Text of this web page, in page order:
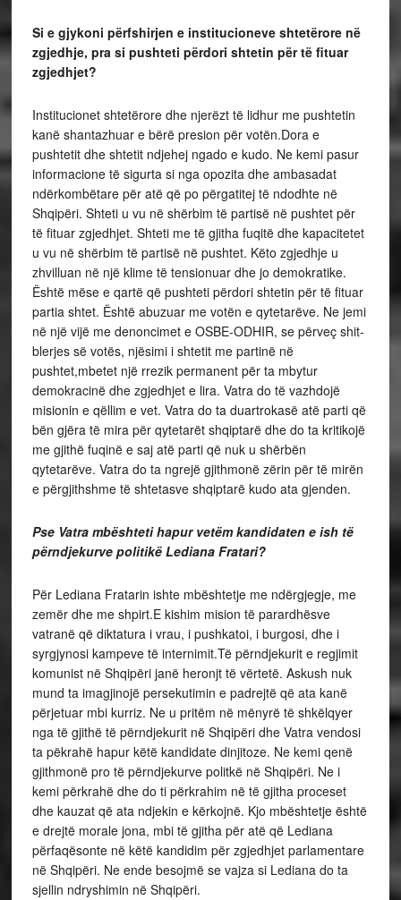
Si e gjykoni përfshirjen e institucioneve shtetërore në
zgjedhje, pra si pushteti përdori shtetin për të fituar
zgjedhjet?
Institucionet shtetërore dhe njerëzt të lidhur me pushtetin
kanë shantazhuar e bërë presion për votën.Dora e
pushtetit dhe shtetit ndjehej ngado e kudo. Ne kemi pasur
informacione të sigurta si nga opozita dhe ambasadat
ndërkombëtare për atë që po përgatitej të ndodhte në
Shqipëri. Shteti u vu në shërbim të partisë në pushtet për
të fituar zgjedhjet. Shteti me të gjitha fuqitë dhe kapacitetet
u vu në shërbim të partisë në pushtet. Këto zgjedhje u
zhvilluan në një klime të tensionuar dhe jo demokratike.
Është mëse e qartë që pushteti përdori shtetin për të fituar
partia shtet. Është abuzuar me votën e qytetarëve. Ne jemi
në një vijë me denoncimet e OSBE-ODHIR, se përveç shit-
blerjes së votës, njësimi i shtetit me partinë në
pushtet,mbetet një rrezik permanent për ta mbytur
demokracinë dhe zgjedhjet e lira. Vatra do të vazhdojë
misionin e qëllim e vet. Vatra do ta duartrokasë atë parti që
bën gjëra të mira për qytetarët shqiptarë dhe do ta kritikojë
me gjithë fuqinë e saj atë parti që nuk u shërbën
qytetarëve. Vatra do ta ngrejë gjithmonë zërin për të mirën
e përgjithshme të shtetasve shqiptarë kudo ata gjenden.
Pse Vatra mbështeti hapur vetëm kandidaten e ish të
përndjekurve politikë Lediana Fratari?
Për Lediana Fratarin ishte mbështetje me ndërgjegje, me
zemër dhe me shpirt.E kishim mision të parardhësve
vatranë që diktatura i vrau, i pushkatoi, i burgosi, dhe i
syrgjynosi kampeve të internimit.Të përndjekurit e regjimit
komunist në Shqipëri janë heronjt të vërtetë. Askush nuk
mund ta imagjinojë persekutimin e padrejtë që ata kanë
përjetuar mbi kurriz. Ne u pritëm në mënyrë të shkëlqyer
nga të gjithë të përndjekurit në Shqipëri dhe Vatra vendosi
ta pëkrahë hapur këtë kandidate dinjitoze. Ne kemi qenë
gjithmonë pro të përndjekurve politkë në Shqipëri. Ne i
kemi përkrahë dhe do ti përkrahim në të gjitha proceset
dhe kauzat që ata ndjekin e kërkojnë. Kjo mbështetje është
e drejtë morale jona, mbi të gjitha për atë që Lediana
përfaqësonte në këtë kandidim për zgjedhjet parlamentare
në Shqipëri. Ne ende besojmë se vajza si Lediana do ta
sjellin ndryshimin në Shqipëri.